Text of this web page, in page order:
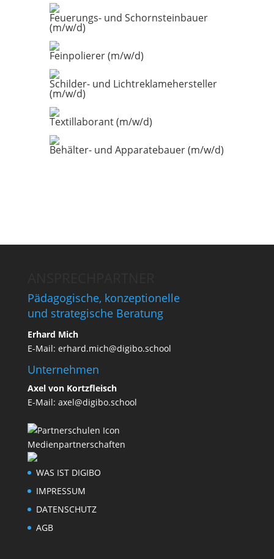
Feuerungs- und Schornsteinbauer
(m/w/d)
Feinpolierer (m/w/d)
Schilder- und Lichtreklamehersteller
(m/w/d)
Textillaborant (m/w/d)
Behälter- und Apparatebauer (m/w/d)
Pädagogische, konzeptionelle
und strategische Beratung
Erhard Mich
E-Mail: erhard.mich@digibo.school
Unternehmen
Axel von Kortzfleisch
E-Mail: axel@digibo.school
Medienpartnerschaften
WAS IST DIGIBO
IMPRESSUM
DATENSCHUTZ
AGB